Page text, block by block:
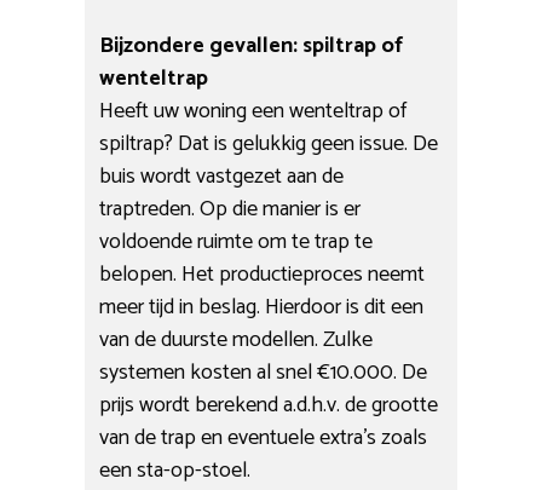
Bijzondere gevallen: spiltrap of
wenteltrap
Heeft uw woning een wenteltrap of
spiltrap? Dat is gelukkig geen issue. De
buis wordt vastgezet aan de
traptreden. Op die manier is er
voldoende ruimte om te trap te
belopen. Het productieproces neemt
meer tijd in beslag. Hierdoor is dit een
van de duurste modellen. Zulke
systemen kosten al snel €10.000. De
prijs wordt berekend a.d.h.v. de grootte
van de trap en eventuele extra’s zoals
een sta-op-stoel.